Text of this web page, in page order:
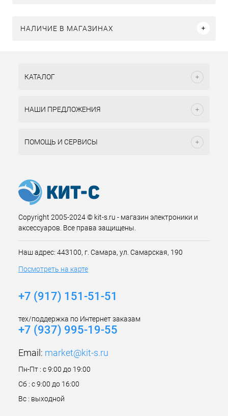
НАЛИЧИЕ В МАГАЗИНАХ
КАТАЛОГ
НАШИ ПРЕДЛОЖЕНИЯ
ПОМОЩЬ И СЕРВИСЫ
Copyright 2005-2024 © kit-s.ru - магазин электроники и
аксессуаров. Все права защищены.
Наш адрес: 443100, г. Самара, ул. Самарская, 190
Посмотреть на карте
+7 (917) 151-51-51
тех/поддержка по Интернет заказам
+7 (937) 995-19-55
Email: market@kit-s.ru
Пн-Пт : с 9:00 до 19:00
Сб : с 9:00 до 16:00
Вс : выходной